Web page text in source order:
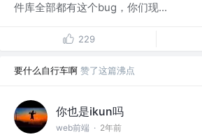
件库全部都有这个bug，你们现...
229
要什么自行车啊 赞了这篇沸点
你也是ikun吗
web前端 · 2年前